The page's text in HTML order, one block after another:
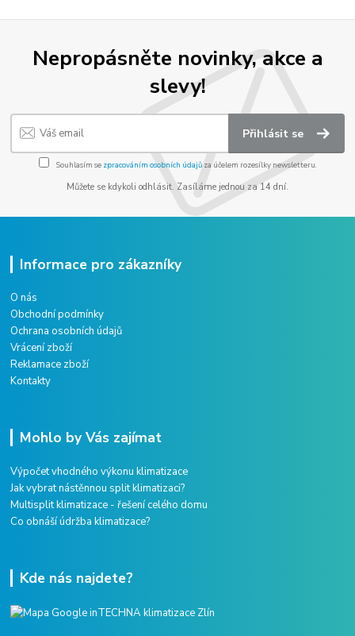
Nepropásněte novinky, akce a
slevy!
Přihlásit se
Souhlasím se zpracováním osobních údajůza účelem rozesílky newsletteru.
Můžete se kdykoli odhlásit. Zasíláme jednou za 14 dní.
Informace pro zákazníky
O nás
Obchodní podmínky
Ochrana osobních údajů
Vrácení zboží
Reklamace zboží
Kontakty
Mohlo by Vás zajímat
Výpočet vhodného výkonu klimatizace
Jak vybrat nástěnnou split klimatizaci?
Multisplit klimatizace - řešení celého domu
Co obnáší údržba klimatizace?
Kde nás najdete?